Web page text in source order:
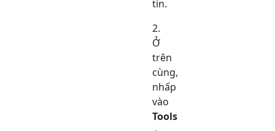
tin.
Ở
trên
cùng,
nhấp
vào
Tools